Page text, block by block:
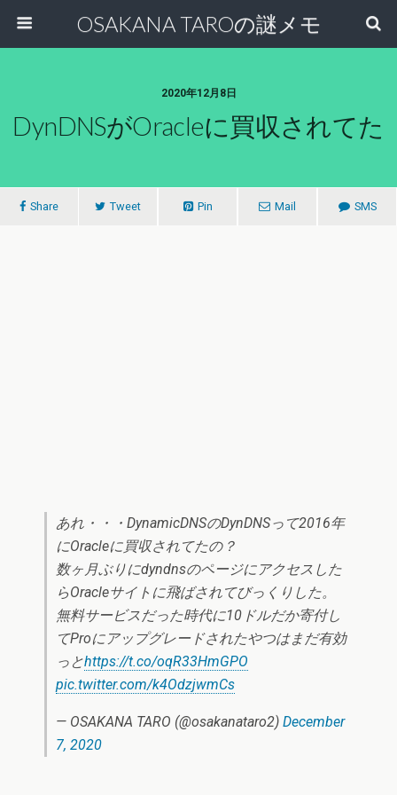
OSAKANA TAROの謎メモ
2020年12月8日
DynDNSがOracleに買収されてた
Share Tweet Pin Mail SMS
あれ・・・DynamicDNSのDynDNSって2016年
にOracleに買収されてたの？
数ヶ月ぶりにdyndnsのページにアクセスした
らOracleサイトに飛ばされてびっくりした。
無料サービスだった時代に10ドルだか寄付し
てProにアップグレードされたやつはまだ有効
っとhttps://t.co/oqR33HmGPO
pic.twitter.com/k4OdzjwmCs
— OSAKANA TARO (@osakanataro2) December
7, 2020